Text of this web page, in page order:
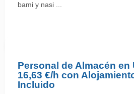
bami y nasi ...
Personal de Almacén en
16,63 €/h con
Incluido